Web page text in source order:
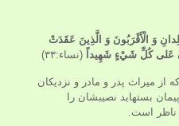
وَ الْأَقْرَبُونَ وَ الَّذِينَ عَقَدَتْ
عَلى‏ كُلِّ شَيْ‏ءٍ شَهِيداً (نساء:۳۳)
از ميراث پدر و مادر و نزديكان
بسته‏ايد نصيبشان را
ناظر است.